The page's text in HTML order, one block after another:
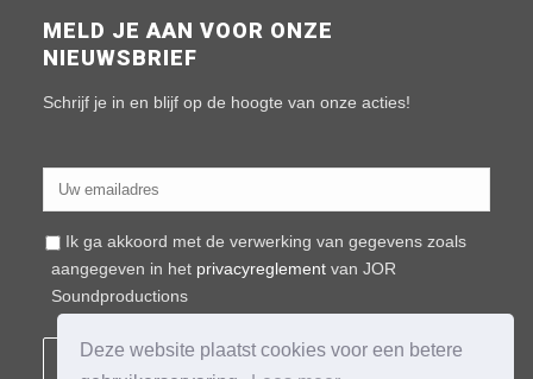
Deze website plaatst cookies voor een betere
MELD JE AAN VOOR ONZE
NIEUWSBRIEF
Schrijf je in en blijf op de hoogte van onze acties!
Ik ga akkoord met de verwerking van gegevens zoals
aangegeven in het privacyreglement van JOR
Soundproductions